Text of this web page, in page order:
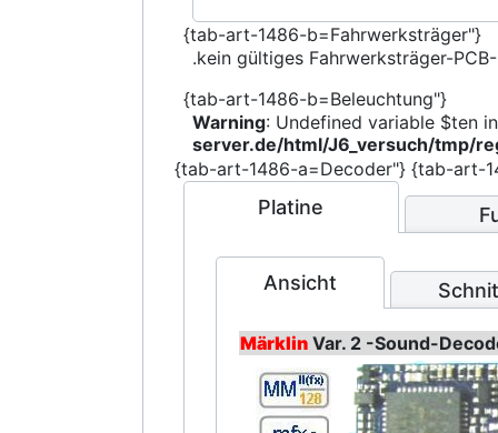
{tab-art-1486-b=Fahrwerksträger"}
.kein gültiges Fahrwerksträger-
{tab-art-1486-b=Beleuchtung"}
Warning: Undefined variable $ten
server.de/html/J6_versuch/tmp/
{tab-art-1486-a=Decoder"} {tab-art-
Platine
Ansicht
Märklin Var. 2 -Sound-